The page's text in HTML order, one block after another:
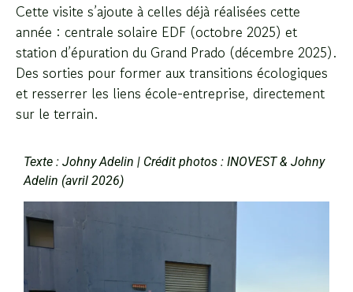
Cette visite s’ajoute à celles déjà réalisées cette
année : centrale solaire EDF (octobre 2025) et
station d’épuration du Grand Prado (décembre 2025).
Des sorties pour former aux transitions écologiques
et resserrer les liens école-entreprise, directement
sur le terrain.
Texte : Johny Adelin | Crédit photos : INOVEST & Johny
Adelin (avril 2026)